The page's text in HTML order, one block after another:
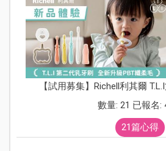
【試用募集】Richell利其爾
數量: 21 已報名:
21篇心得